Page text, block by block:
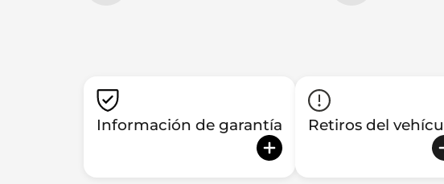
Información de garantía Retiros del